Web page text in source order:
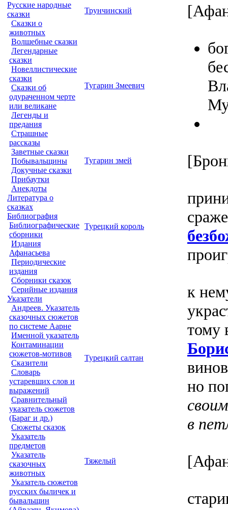
Русские народные
сказки
Сказки о
животных
Волшебные сказки
Легендарные
сказки
Новеллистические
сказки
Сказки об
одураченном черте
или великане
Легенды и
предания
Страшные
рассказы
Заветные сказки
Побывальщины
Докучные сказки
Прибаутки
Анекдоты
Литература о
сказках
Библиография
Библиографические
сборники
Издания
Афанасьева
Периодические
издания
Сборники сказок
Серийные издания
Указатели
Андреев. Указатель
сказочных сюжетов
по системе Аарне
Именной указатель
Контаминации
сюжетов-мотивов
Сказители
Словарь
устаревших слов и
выражений
Сравнительный
указатель сюжетов
(Бараг и др.)
Сюжеты сказок
Указатель
предметов
Указатель
сказочных
животных
Указатель сюжетов
русских быличек и
бывальщин
Трунчинский
Тугарин Змеевич
Тугарин змей
Турецкий король
Турецкий салтан
к
тому
но
в
Тяжелый